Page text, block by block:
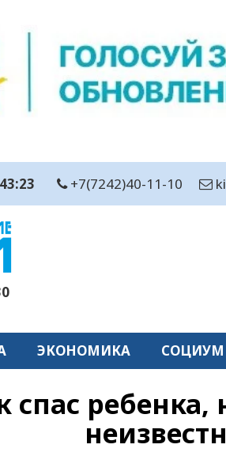
+7(7242)40-11-10
ЭКОНОМИКА СОЦИУМ
спас